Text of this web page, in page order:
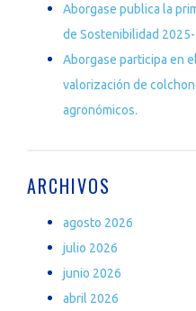
Aborgase publica la
de Sostenibilidad
Aborgase participa en
valorización de
agronómicos.
ARCHIVOS
agosto 2026
julio 2026
junio 2026
abril 2026